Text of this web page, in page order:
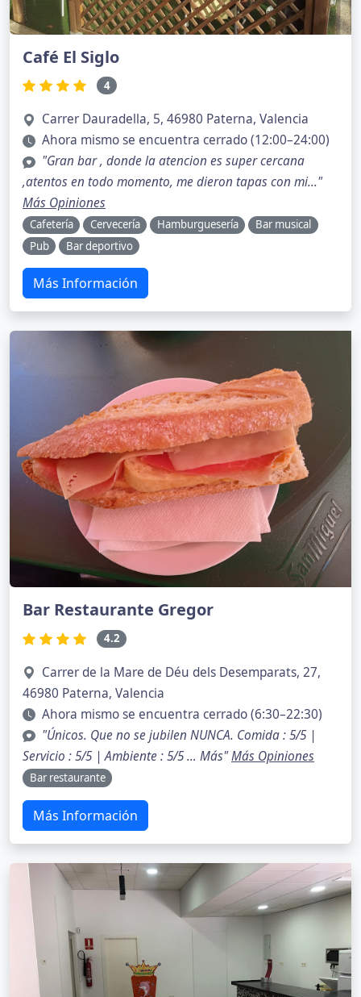
Café El Siglo
4
Carrer Dauradella, 5, 46980 Paterna, Valencia
Ahora mismo se encuentra cerrado (12:00–24:00)
"Gran bar , donde la atencion es super cercana
,atentos en todo momento, me dieron tapas con mi..."
Más Opiniones
Cafetería Cervecería Hamburguesería
Bar musical
Pub
Bar deportivo
Más Información
Bar Restaurante Gregor
4.2
Carrer de la Mare de Déu dels Desemparats, 27,
46980 Paterna, Valencia
Ahora mismo se encuentra cerrado (6:30–22:30)
"Únicos. Que no se jubilen NUNCA. Comida : 5/5 |
Servicio : 5/5 | Ambiente : 5/5 … Más"Más Opiniones
Bar restaurante
Más Información